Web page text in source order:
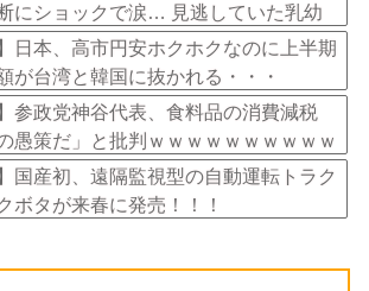
にショックで涙… 見逃していた乳幼
インとは？
日本、高市円安ホクホクなのに上半期
が台湾と韓国に抜かれる・・・
参政党神谷代表、食料品の消費減税
愚策だ」と批判ｗｗｗｗｗｗｗｗｗｗ
国産初、遠隔監視型の自動運転トラク
タが来春に発売！！！